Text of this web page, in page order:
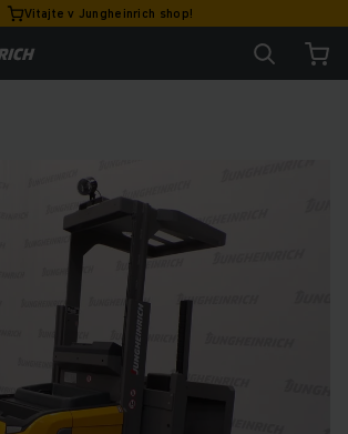
Vitajte v Jungheinrich shop!